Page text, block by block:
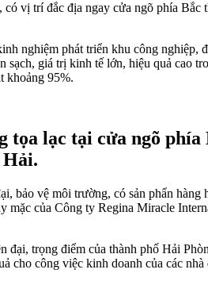
vị trí đắc địa ngay cửa ngõ phía
nghiệm phát triển khu công
sạch, giá trị kinh tế lớn, hiệu quả
khoảng 95%.
tọa lạc tại cửa ngõ
bảo vệ môi trường, có sản phẩn
của Công ty Regina Miracle
trọng điểm của thành phố Hải
cho công việc kinh doanh của các